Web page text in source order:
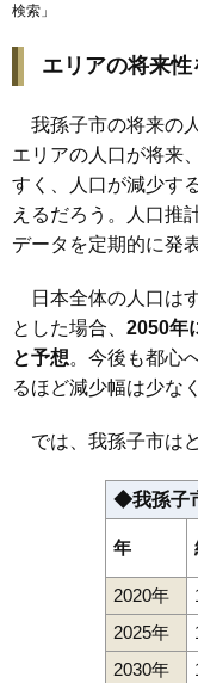
検索 」
エリアの将来
我孫子市の将来の
エリアの人口が将来
すく、人口が減少す
えるだろう。人口推
データを定期的に発
日本全体の人口は
とした場合、 2050年
と予想。今後も都心
るほど減少幅は少な
では、我孫子市は
◆我孫子
年
2020年
2025年
2030年